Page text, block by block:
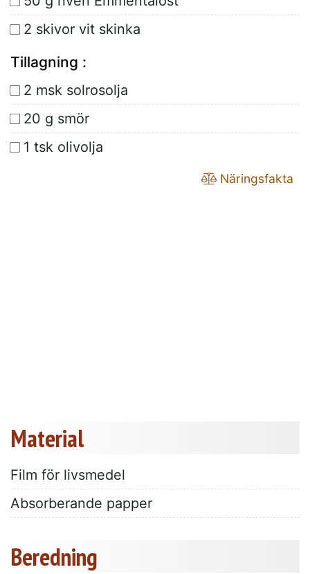
2 skivor vit skinka
Tillagning :
2 msk solrosolja
20 g smör
1 tsk olivolja
Näringsfakta
Material
Film för livsmedel
Absorberande papper
Beredning